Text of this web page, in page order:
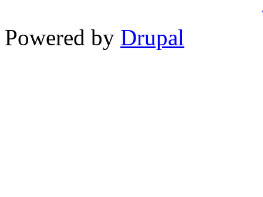
Powered by Drupal